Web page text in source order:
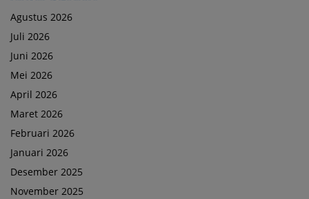
Agustus 2026
Juli 2026
Juni 2026
Mei 2026
April 2026
Maret 2026
Februari 2026
Januari 2026
Desember 2025
November 2025